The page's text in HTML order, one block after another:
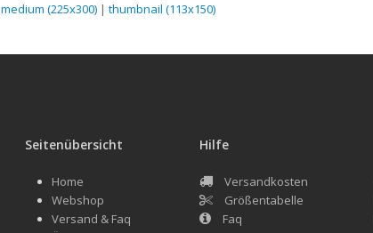
medium (225x300)| thumbnail (113x150)
Seitenübersicht
Home
Webshop
Versand & Faq
Hilfe
Versandkosten
Größentabelle
Faq